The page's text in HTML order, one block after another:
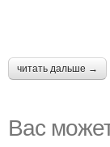
читать дальше →
Вас